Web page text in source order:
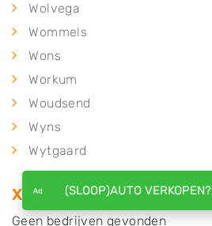
Wolvega
Wommels
Wons
Workum
Woudsend
Wyns
Wytgaard
X
Geen bedrijven gevonden
(SLOOP)AUTO VERKOPEN?